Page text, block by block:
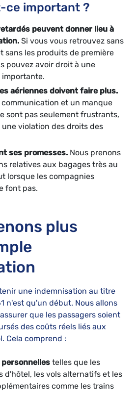
ce important ?
peuvent donner lieu à
Si vous vous retrouvez sans
sans les produits de première
pouvez avoir droit à une
aériennes doivent faire plus.
communication et un manque
sont pas seulement frustrants,
violation des droits des
ses promesses. Nous prenons
relatives aux bagages très au
lorsque les compagnies
font pas.
plus
une indemnisation au titre
n'est qu'un début. Nous allons
que les passagers soient
des coûts réels liés aux
Cela comprend :
telles que les
d'hôtel, les vols alternatifs et les
comme les trains